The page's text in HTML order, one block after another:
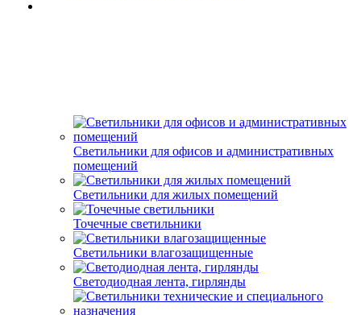
Светильники для офисов и административных
помещений
Светильники для жилых помещений
Точечные светильники
Светильники влагозащищенные
Светодиодная лента, гирлянды